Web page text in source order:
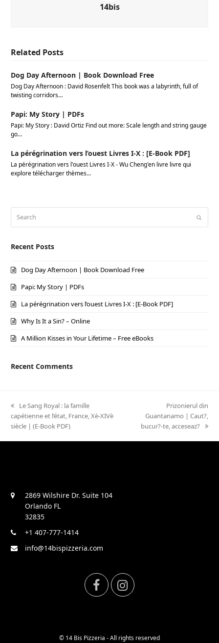
14bis
Related Posts
Dog Day Afternoon | Book Download Free
Dog Day Afternoon : David Rosenfelt This book was a labyrinth, full of
twisting corridors…
Papi: My Story | PDFs
Papi: My Story : David Ortiz Find out more: Scale length and string gauge
go…
La pérégrination vers l’ouest Livres I-X : [E-Book PDF]
La pérégrination vers l'ouest Livres I-X - Wu Cheng'en livre livre qui
explore télécharger thèmes…
Recent Posts
Dog Day Afternoon | Book Download Free
Papi: My Story | PDFs
La pérégrination vers l’ouest Livres I-X : [E-Book PDF]
Why Is It a Sin? – Online
A Million Kisses in Your Lifetime – Free eBooks
Recent Comments
previous
post:
Le Sang Royal : la famille
capétienne et l’état, France, Xè-XIVè
siècle | (E-Book PDF)
next
post:
Prizonierul din
Guantanamo | Caut?,
bucur?-te, acceseaz?
2869 Wilshire Dr. Suite 104
Orlando FL
32835
+1 407-777-1414
info@14bispizzeria.com
F
© 14 Bis Pizzeria - All rights reserved